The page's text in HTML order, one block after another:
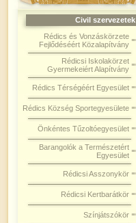
Civil szervezetek
Rédics és Vonzáskörzete
Fejlődéséért Közalapítvány
Rédicsi Iskolakörzet
Gyermekeiért Alapítvány
Rédics Térségéért Egyesület
Rédics Község Sportegyesülete
Önkéntes Tűzoltóegyesület
Barangolók a Természetért
Egyesület
Rédicsi Asszonykör
Rédicsi Kertbarátkör
Színjátszókör